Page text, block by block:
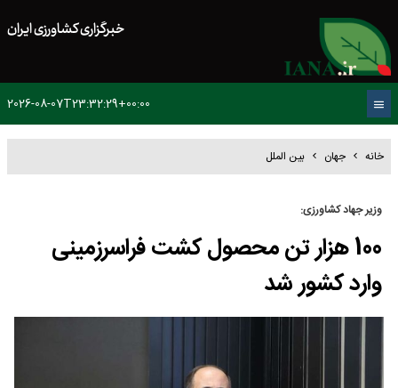
خبرگزاری کشاورزی ایران
2026-08-07T23:32:29+00:00
خانه جهان بین الملل
وزیر جهاد کشاورزی:
100 هزار تن محصول کشت فراسرزمینی
وارد کشور شد